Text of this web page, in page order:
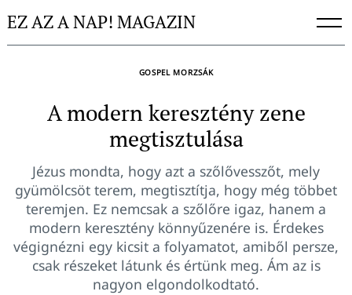
toEZ AZ A NAP! MAGAZIN
GOSPEL MORZSÁK
A modern keresztény zene
megtisztulása
Jézus mondta, hogy azt a szőlővesszőt, mely
gyümölcsöt terem, megtisztítja, hogy még többet
teremjen. Ez nemcsak a szőlőre igaz, hanem a
modern keresztény könnyűzenére is. Érdekes
végignézni egy kicsit a folyamatot, amiből persze,
csak részeket látunk és értünk meg. Ám az is
nagyon elgondolkodtató.